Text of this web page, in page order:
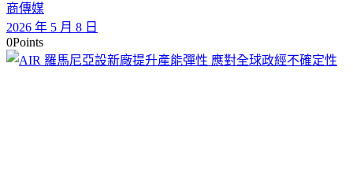
商傳媒
2026 年 5 月 8 日
0Points